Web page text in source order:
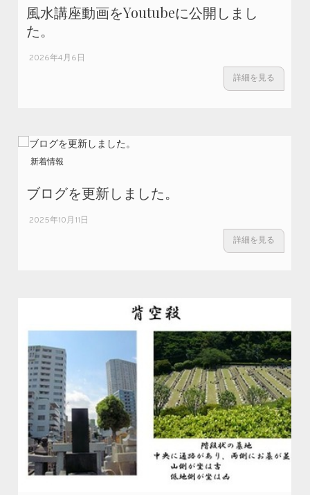
風水講座動画をYoutubeに公開しまし
た。
2026年4月6日
詳細を見る
新着情報
ブログを更新しました。
2025年10月11日
詳細を見る